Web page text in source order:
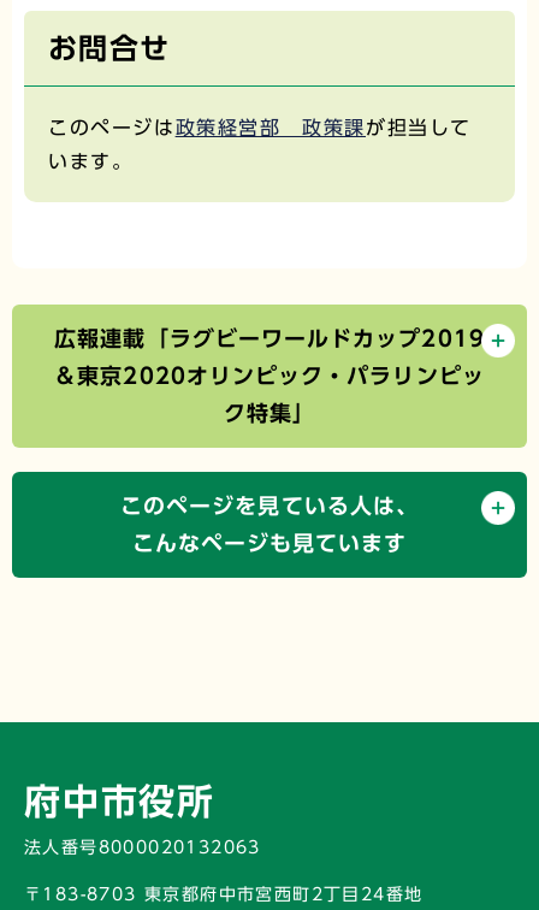
お問合せ
このページは政策経営部 政策課が担当して
います。
広報連載「ラグビーワールドカップ2019
＆東京2020オリンピック・パラリンピッ
ク特集」
このページを見ている人は、
こんなページも見ています
府中市役所
法人番号8000020132063
〒183-8703 東京都府中市宮西町2丁目24番地